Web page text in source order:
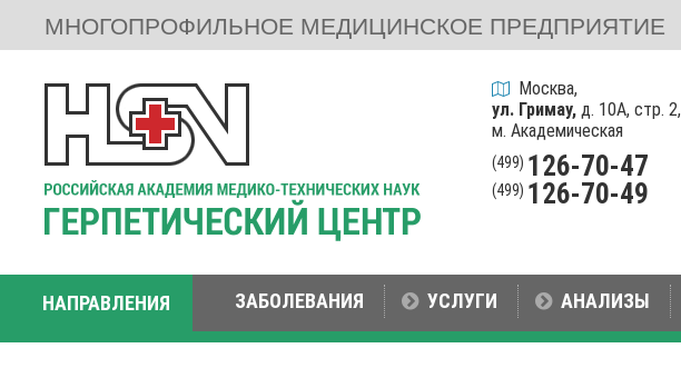
МНОГОПРОФИЛЬНОЕ МЕДИЦИНСКОЕ ПРЕДПРИЯТИЕ
Москва,
ул. Гримау,д. 10А, стр. 2,
м. Академическая
(499) 126-70-47
(499) 126-70-49
НАПРАВЛЕНИЯ ЗАБОЛЕВАНИЯ УСЛУГИ АНАЛИЗЫ